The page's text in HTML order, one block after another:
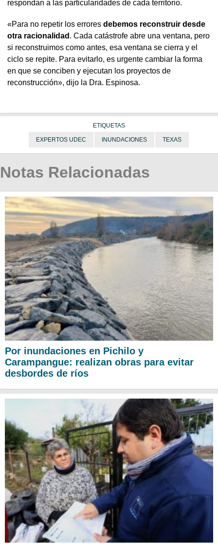
respondan a las particularidades de cada territorio.
«Para no repetir los errores debemos reconstruir desde
otra racionalidad . Cada catástrofe abre una ventana, pero
si reconstruimos como antes, esa ventana se cierra y el
ciclo se repite. Para evitarlo, es urgente cambiar la forma
en que se conciben y ejecutan los proyectos de
reconstrucción», dijo la Dra. Espinosa.
ETIQUETAS
EXPERTOS UDEC INUNDACIONES TEXAS
Notas Relacionadas
Por inundaciones en Pichilo y
Carampangue: realizan obras para evitar
desbordes de ríos